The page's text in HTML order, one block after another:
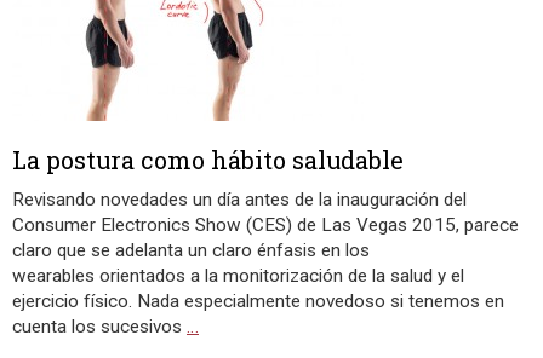
La postura como hábito saludable
Revisando novedades un día antes de la inauguración del
Consumer Electronics Show (CES) de Las Vegas 2015, parece
claro que se adelanta un claro énfasis en los
wearables orientados a la monitorización de la salud y el
ejercicio físico. Nada especialmente novedoso si tenemos en
cuenta los sucesivos …